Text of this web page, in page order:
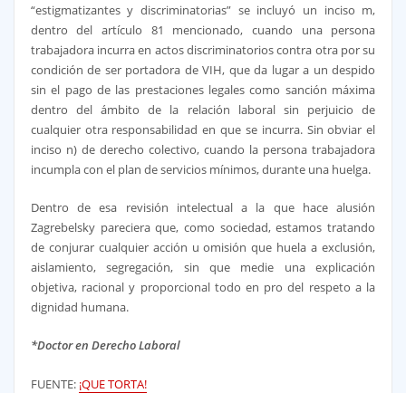
“estigmatizantes y discriminatorias” se incluyó un inciso m,
dentro del artículo 81 mencionado, cuando una persona
trabajadora incurra en actos discriminatorios contra otra por su
condición de ser portadora de VIH, que da lugar a un despido
sin el pago de las prestaciones legales como sanción máxima
dentro del ámbito de la relación laboral sin perjuicio de
cualquier otra responsabilidad en que se incurra. Sin obviar el
inciso n) de derecho colectivo, cuando la persona trabajadora
incumpla con el plan de servicios mínimos, durante una huelga.
Dentro de esa revisión intelectual a la que hace alusión
Zagrebelsky pareciera que, como sociedad, estamos tratando
de conjurar cualquier acción u omisión que huela a exclusión,
aislamiento, segregación, sin que medie una explicación
objetiva, racional y proporcional todo en pro del respeto a la
dignidad humana.
*Doctor en Derecho Laboral
FUENTE: ¡QUE TORTA!